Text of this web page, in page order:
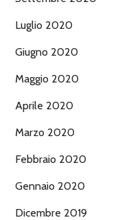
Luglio 2020
Giugno 2020
Maggio 2020
Aprile 2020
Marzo 2020
Febbraio 2020
Gennaio 2020
Dicembre 2019